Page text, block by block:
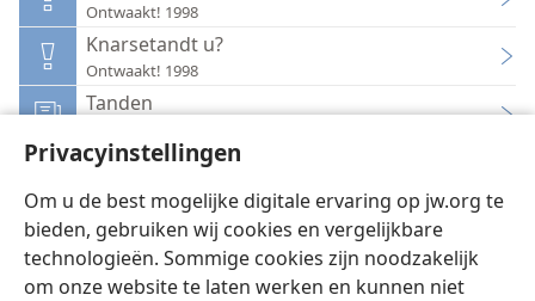
Privacyinstellingen
Om u de best mogelijke digitale ervaring op jw.org te
bieden, gebruiken wij cookies en vergelijkbare
technologieën. Sommige cookies zijn noodzakelijk
om onze website te laten werken en kunnen niet
Ontwaakt! 1998
Knarsetandt u?
Ontwaakt! 1998
Tanden
Tanden